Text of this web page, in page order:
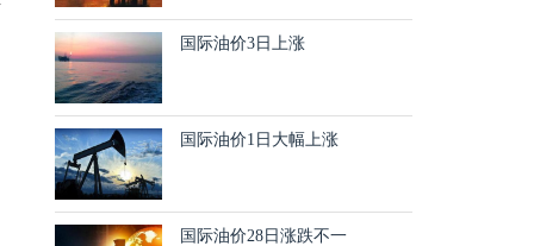
国际油价3日上涨
国际油价1日大幅上涨
国际油价28日涨跌不一